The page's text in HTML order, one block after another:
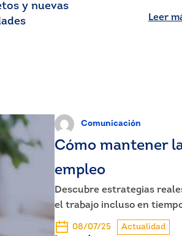
y nuevas
Leer
Comunicación
Cómo mantener
empleo
Descubre estrategias
el trabajo incluso en
08/07/25 Actualidad